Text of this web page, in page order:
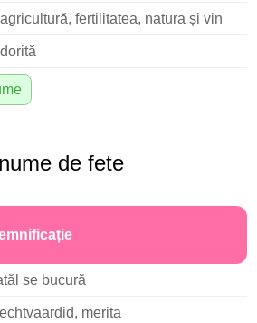
agricultură, fertilitatea, natura și vin
dorită
de fete
se bucură
merita